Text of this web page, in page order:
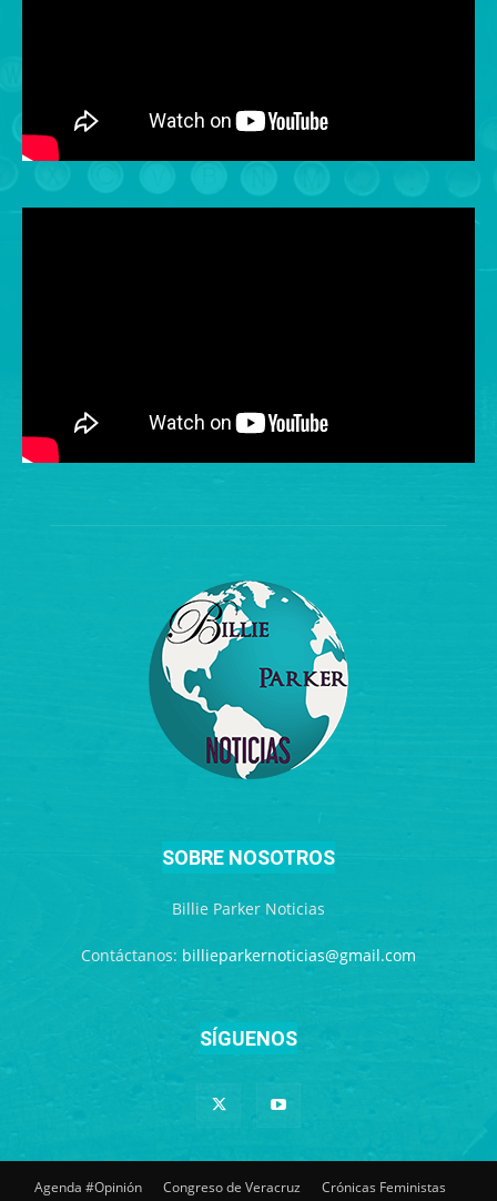
SOBRE NOSOTROS
Billie Parker Noticias
Contáctanos: billieparkernoticias@gmail.com
SÍGUENOS
Agenda #Opinión Congreso de Veracruz
Crónicas Feministas